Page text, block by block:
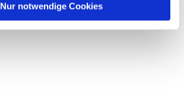
Nur notwendige Cookies